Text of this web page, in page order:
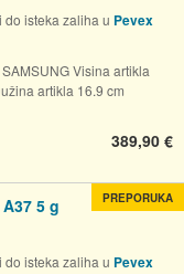
isteka zaliha u Pevex
Visina artikla
artikla 16.9 cm
389,90 €
5 g
isteka zaliha u Pevex
PREPORUKA